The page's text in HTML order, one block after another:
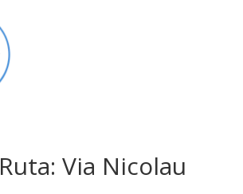
Ruta: Via Nicolau